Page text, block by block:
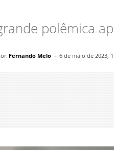
polêmica
Fernando Melo - 6 de maio de 2023,